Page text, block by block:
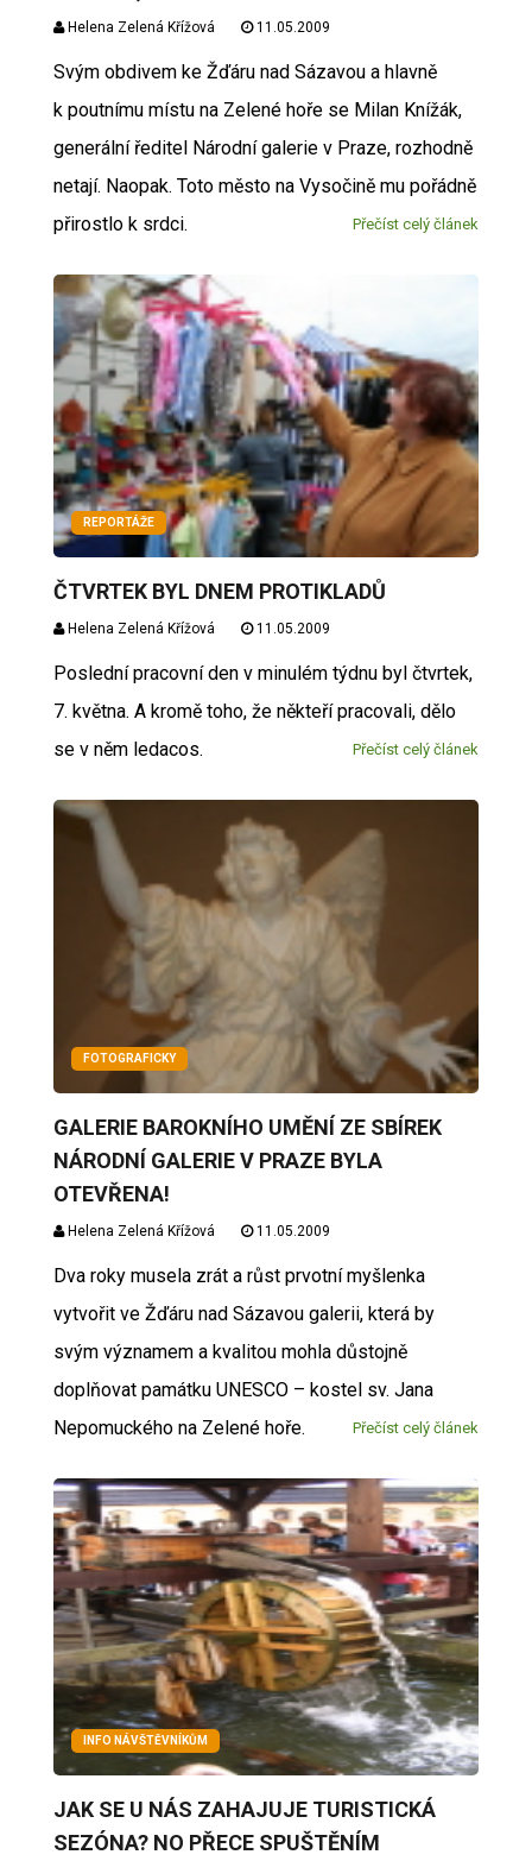
Helena Zelená Křížová 11.05.2009
Svým obdivem ke Žďáru nad Sázavou a hlavně
k poutnímu místu na Zelené hoře se Milan Knížák,
generální ředitel Národní galerie v Praze, rozhodně
netají. Naopak. Toto město na Vysočině mu pořádně
přirostlo k srdci.
Přečíst celý článek
REPORTÁŽE
ČTVRTEK BYL DNEM PROTIKLADŮ
Helena Zelená Křížová 11.05.2009
Poslední pracovní den v minulém týdnu byl čtvrtek,
7. května. A kromě toho, že někteří pracovali, dělo
se v něm ledacos.
Přečíst celý článek
FOTOGRAFICKY
GALERIE BAROKNÍHO UMĚNÍ ZE SBÍREK
NÁRODNÍ GALERIE V PRAZE BYLA
OTEVŘENA!
Helena Zelená Křížová 11.05.2009
Dva roky musela zrát a růst prvotní myšlenka
vytvořit ve Žďáru nad Sázavou galerii, která by
svým významem a kvalitou mohla důstojně
doplňovat památku UNESCO – kostel sv. Jana
Nepomuckého na Zelené hoře.
Přečíst celý článek
INFO NÁVŠTĚVNÍKŮM
JAK SE U NÁS ZAHAJUJE TURISTICKÁ
SEZÓNA? NO PŘECE SPUŠTĚNÍM